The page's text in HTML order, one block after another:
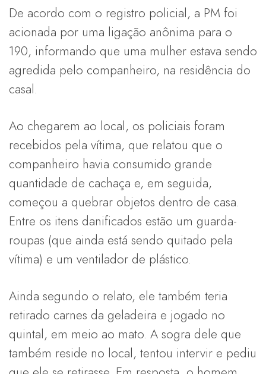
De acordo com o registro policial, a PM foi
acionada por uma ligação anônima para o
190, informando que uma mulher estava sendo
agredida pelo companheiro, na residência do
casal.
Ao chegarem ao local, os policiais foram
recebidos pela vítima, que relatou que o
companheiro havia consumido grande
quantidade de cachaça e, em seguida,
começou a quebrar objetos dentro de casa.
Entre os itens danificados estão um guarda-
roupas (que ainda está sendo quitado pela
vítima) e um ventilador de plástico.
Ainda segundo o relato, ele também teria
retirado carnes da geladeira e jogado no
quintal, em meio ao mato. A sogra dele que
também reside no local, tentou intervir e pediu